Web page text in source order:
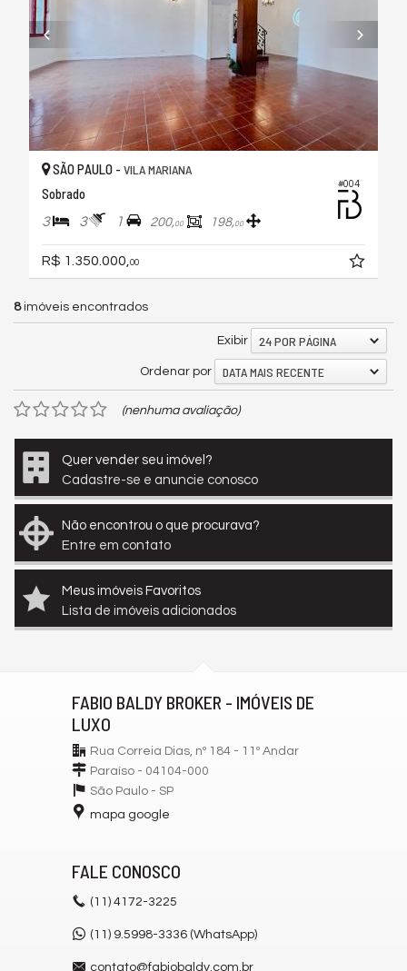
#004
SÃO PAULO - VILA MARIANA
Sobrado
3 3 1 200,00 198,00
R$ 1.350.000, 00
8imóveis encontrados
Exibir 24 POR PÁGINA
Ordenar por DATA MAIS RECENTE
(nenhuma avaliação)
Quer vender seu imóvel?
Cadastre-se e anuncie conosco
Não encontrou o que procurava?
Entre em contato
Meus imóveis Favoritos
Lista de imóveis adicionados
FABIO BALDY BROKER - IMÓVEIS DE
LUXO
Rua Correia Dias, nº 184 - 11º Andar
Paraíso - 04104-000
São Paulo - SP
mapa google
FALE CONOSCO
(11) 4172-3225
(11) 9.5998-3336 (WhatsApp)
contato@fabiobaldy.com.br